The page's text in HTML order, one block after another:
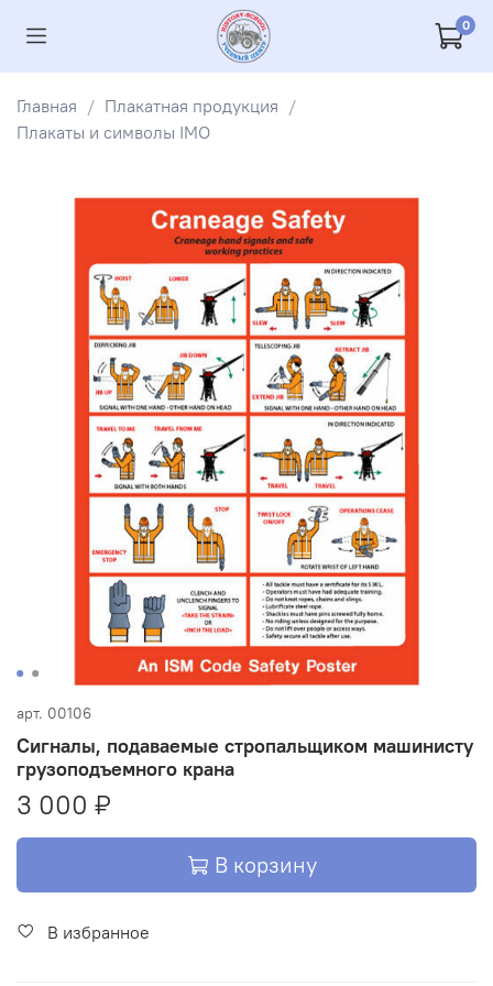
0
Главная
Плакатная продукция
Плакаты и символы IMO
арт. 00106
Сигналы, подаваемые стропальщиком машинисту
грузоподъемного крана
3 000 ₽
В корзину
В избранное